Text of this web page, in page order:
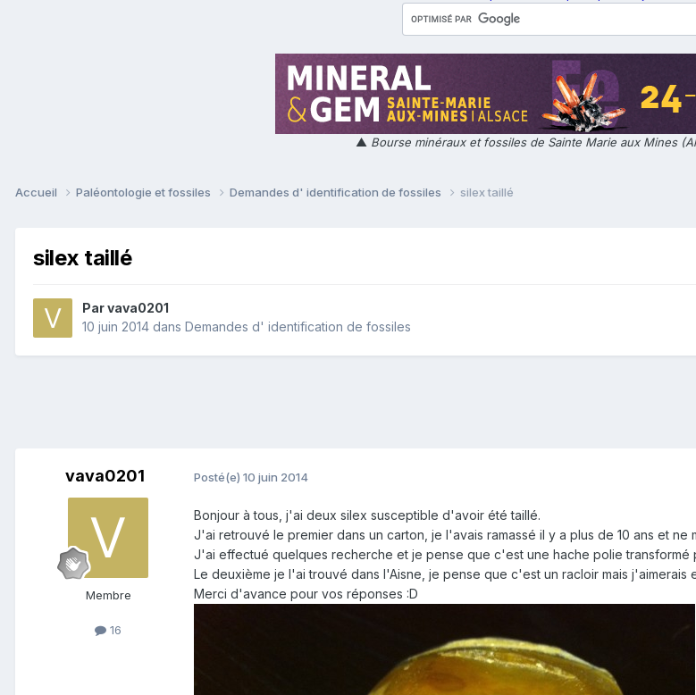
▲ Bourse minéraux et fossiles de Sainte Marie aux Mines
Accueil Paléontologie et fossiles Demandes d' identification de fossiles silex taillé
silex taillé
Parvava0201
10 juin 2014 dans Demandes d' identification de fossiles
vava0201
Membre
16
Posté(e) 10 juin 2014
Bonjour à tous, j'ai deux silex susceptible d'avoir été taillé.
J'ai retrouvé le premier dans un carton, je l'avais ramassé il y a plus de 10 ans et ne
J'ai effectué quelques recherche et je pense que c'est une hache polie transformé
Le deuxième je l'ai trouvé dans l'Aisne, je pense que c'est un racloir mais j'aimerais
Merci d'avance pour vos réponses :D